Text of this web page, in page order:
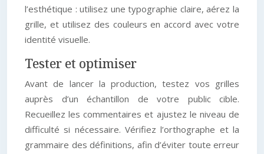
l’esthétique : utilisez une typographie claire, aérez la
grille, et utilisez des couleurs en accord avec votre
identité visuelle.
Tester et optimiser
Avant de lancer la production, testez vos grilles
auprès d’un échantillon de votre public cible.
Recueillez les commentaires et ajustez le niveau de
difficulté si nécessaire. Vérifiez l’orthographe et la
grammaire des définitions, afin d’éviter toute erreur